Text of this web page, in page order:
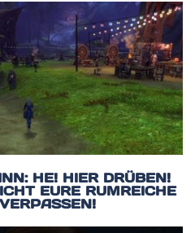
HE! HIER DRÜBEN!
EURE RUMREICHE